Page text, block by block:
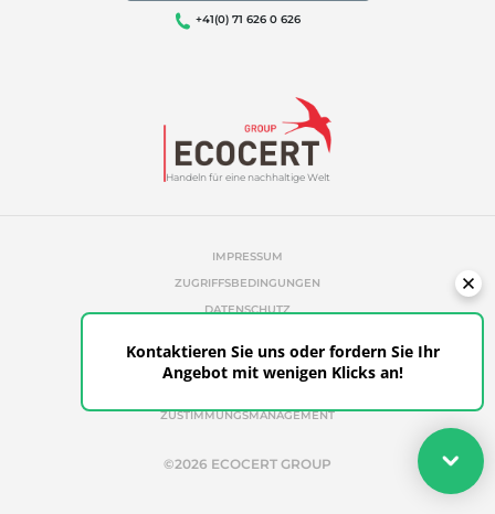
Handeln für eine nachhaltige Welt
+41(0) 71 626 0 626
IMPRESSUM
ZUGRIFFSBEDINGUNGEN
DATENSCHUTZ
UNAUTORISIERTE REFERENZEN
ZUSTIMMUNGSMANAGEMENT
©2026 ECOCERT GROUP
Kontaktieren Sie uns oder fordern Sie Ihr
Angebot mit wenigen Klicks an!
Fordern Sie Ihr Angebot in wenigen Klicks für passende